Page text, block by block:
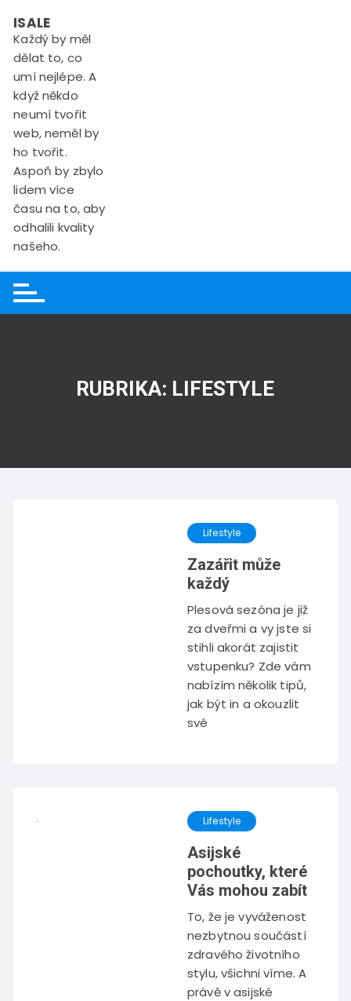
content
ISALE
Každý by měl
dělat to, co
umí nejlépe. A
když někdo
neumí tvořit
web, neměl by
ho tvořit.
Aspoň by zbylo
lidem více
času na to, aby
odhalili kvality
našeho.
RUBRIKA: LIFESTYLE
Lifestyle
Zazářit může
každý
Plesová sezóna je již
za dveřmi a vy jste si
stihli akorát zajistit
vstupenku? Zde vám
nabízím několik tipů,
jak být in a okouzlit
své
Lifestyle
Asijské
pochoutky, které
Vás mohou zabít
To, že je vyváženost
nezbytnou součástí
zdravého životního
stylu, všichni víme. A
právě v asijské